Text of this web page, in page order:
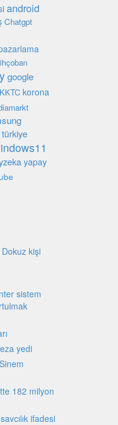
android
Chatgpt
google
KKTC korona
türkiye
yapay
Dokuz kişi
sistem
yedi
182 milyon
ifadesi